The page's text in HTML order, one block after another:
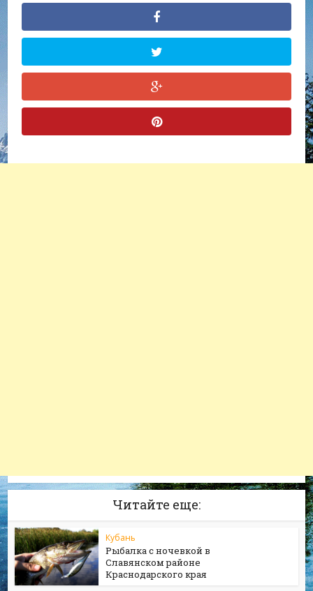
Читайте еще:
Кубань
Рыбалка с ночевкой в
Славянском районе
Краснодарского края